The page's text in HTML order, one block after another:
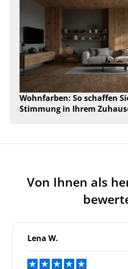
Wohnfarben: So schaffen
Stimmung in Ihrem
Von Ihnen als
Lena W.